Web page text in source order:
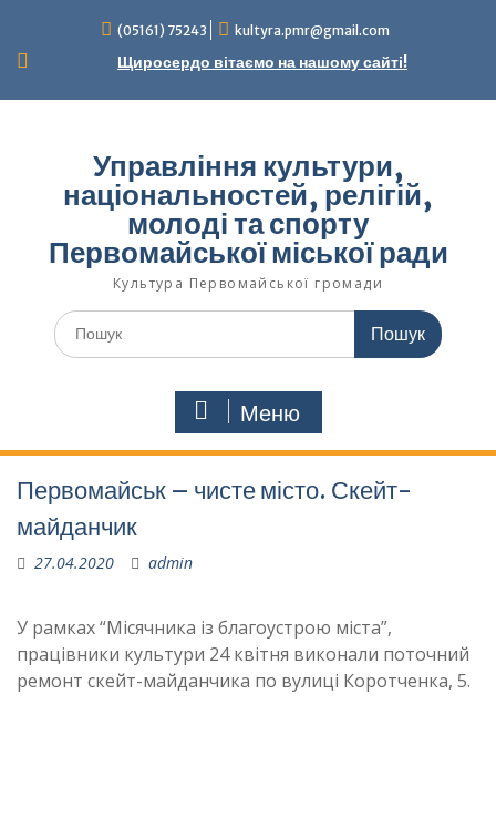
вмісту
(05161) 75243 kultyra.pmr@gmail.com
Щиросердо вітаємо на нашому сайті!
Управління культури,
національностей, релігій,
молоді та спорту
Первомайської міської ради
Культура Первомайcької громади
Шукати:
Меню
Первомайськ – чисте місто. Скейт-
майданчик
27.04.2020 admin
У рамках “Місячника із благоустрою міста”,
працівники культури 24 квітня виконали поточний
ремонт скейт-майданчика по вулиці Коротченка, 5.